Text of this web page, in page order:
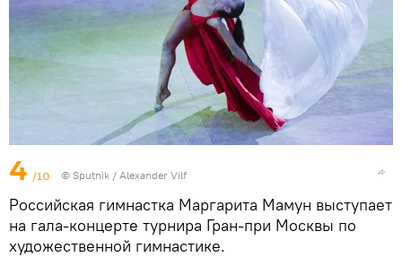
4 /10 © Sputnik / Alexander Vilf
Российская гимнастка Маргарита Мамун выступает
на гала-концерте турнира Гран-при Москвы по
художественной гимнастике.